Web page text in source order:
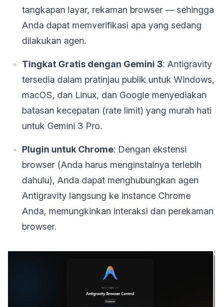
tangkapan layar, rekaman browser — sehingga
Anda dapat memverifikasi apa yang sedang
dilakukan agen.
Tingkat Gratis dengan Gemini 3: Antigravity
tersedia dalam pratinjau publik untuk Windows,
macOS, dan Linux, dan Google menyediakan
batasan kecepatan (rate limit) yang murah hati
untuk Gemini 3 Pro.
Plugin untuk Chrome: Dengan ekstensi
browser (Anda harus menginstalnya terlebih
dahulu), Anda dapat menghubungkan agen
Antigravity langsung ke instance Chrome
Anda, memungkinkan interaksi dan perekaman
browser.